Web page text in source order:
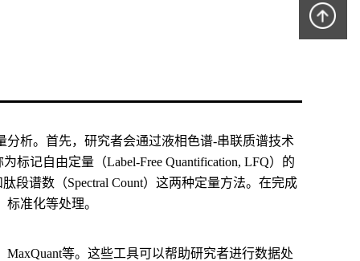
析。首先，研究者会通过液相色谱-串联质谱技术
记自由定量（Label-Free Quantification, LFQ）的
段谱数（Spectral Count）这两种定量方法。在完成
准化等处理。
等。这些工具可以帮助研究者进行数据处